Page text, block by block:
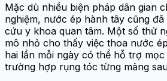
Mặc dù nhiều biện pháp dân gian
nghiệm, nước ép hành tây cũng
cứu y khoa quan tâm. Một số thử
mô nhỏ cho thấy việc thoa nước
hai lần mỗi ngày có thể hỗ trợ
trường hợp rụng tóc từng mảng